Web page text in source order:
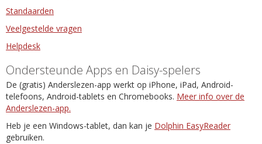
Standaarden
Veelgestelde vragen
Helpdesk
Ondersteunde Apps en Daisy-spelers
De (gratis) Anderslezen-app werkt op iPhone, iPad, Android-
telefoons, Android-tablets en Chromebooks. Meer info over de
Anderslezen-app.
Heb je een Windows-tablet, dan kan je Dolphin EasyReader
gebruiken.